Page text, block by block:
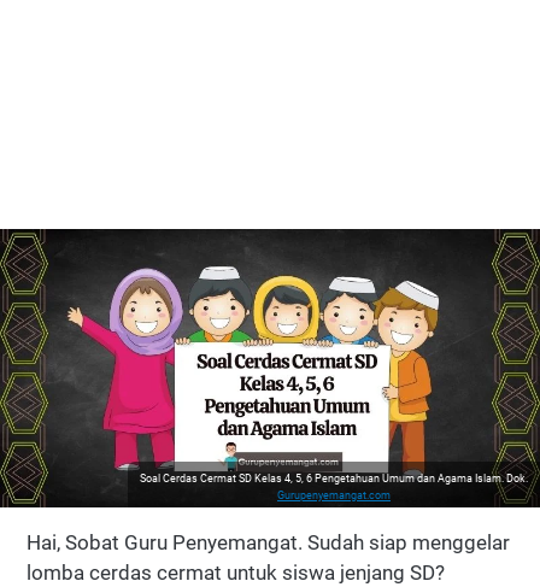
Soal Cerdas Cermat SD Kelas 4, 5, 6 Pengetahuan Umum dan Agama Islam. Dok.
Gurupenyemangat.com
Hai, Sobat Guru Penyemangat. Sudah siap menggelar
lomba cerdas cermat untuk siswa jenjang SD?